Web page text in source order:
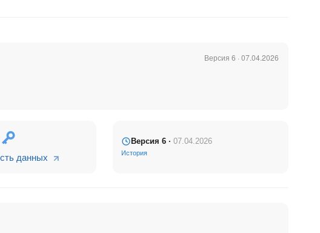
Версия 6 · 07.04.2026
данных
Версия 6 · 07.04.2026
История